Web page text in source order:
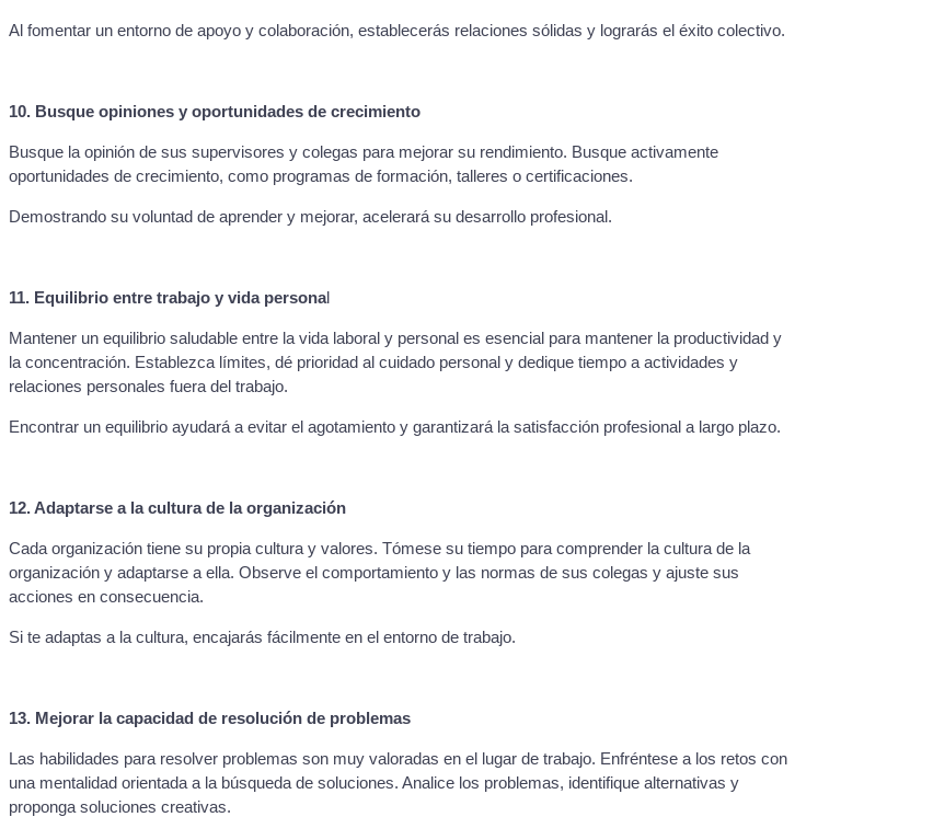
Al fomentar un entorno de apoyo y colaboración, establecerás relaciones sólidas y lograrás el éxito colectivo.
10. Busque opiniones y oportunidades de crecimiento
Busque la opinión de sus supervisores y colegas para mejorar su rendimiento. Busque activamente
oportunidades de crecimiento, como programas de formación, talleres o certificaciones.
Demostrando su voluntad de aprender y mejorar, acelerará su desarrollo profesional.
​11. Equilibrio entre trabajo y vida personal
Mantener un equilibrio saludable entre la vida laboral y personal es esencial para mantener la productividad y
la concentración. Establezca límites, dé prioridad al cuidado personal y dedique tiempo a actividades y
relaciones personales fuera del trabajo.
Encontrar un equilibrio ayudará a evitar el agotamiento y garantizará la satisfacción profesional a largo plazo.
12. Adaptarse a la cultura de la organización
​Cada organización tiene su propia cultura y valores. Tómese su tiempo para comprender la cultura de la
organización y adaptarse a ella. Observe el comportamiento y las normas de sus colegas y ajuste sus
acciones en consecuencia.
Si te adaptas a la cultura, encajarás fácilmente en el entorno de trabajo.
13. Mejorar la capacidad de resolución de problemas
Las habilidades para resolver problemas son muy valoradas en el lugar de trabajo. Enfréntese a los retos con
una mentalidad orientada a la búsqueda de soluciones. Analice los problemas, identifique alternativas y
proponga soluciones creativas.